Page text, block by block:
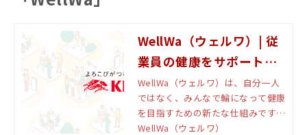
WellWa（ウェルワ）| 従
業員の健康をサポートす
る健康経営支援サービス
WellWa（ウェルワ）は、自分一人
ではなく、みんなで輪になって健康
を目指すための新たな仕組みです。
「たのしい健康」と「おいしい健
WellWa（ウェルワ）